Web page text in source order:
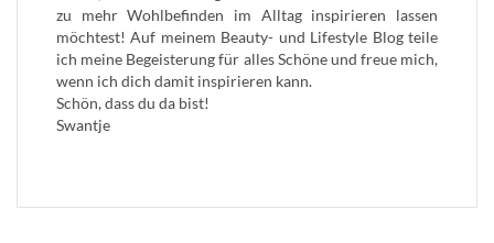
zu mehr Wohlbefinden im Alltag inspirieren lassen
möchtest! Auf meinem Beauty- und Lifestyle Blog teile
ich meine Begeisterung für alles Schöne und freue mich,
wenn ich dich damit inspirieren kann.
Schön, dass du da bist!
Swantje